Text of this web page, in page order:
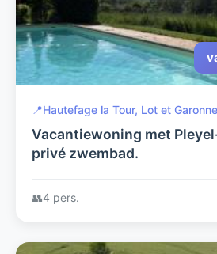
📍Hautefage la Tour, Lot et Garonne
Vacantiewoning met
privé zwembad.
👥4 pers.